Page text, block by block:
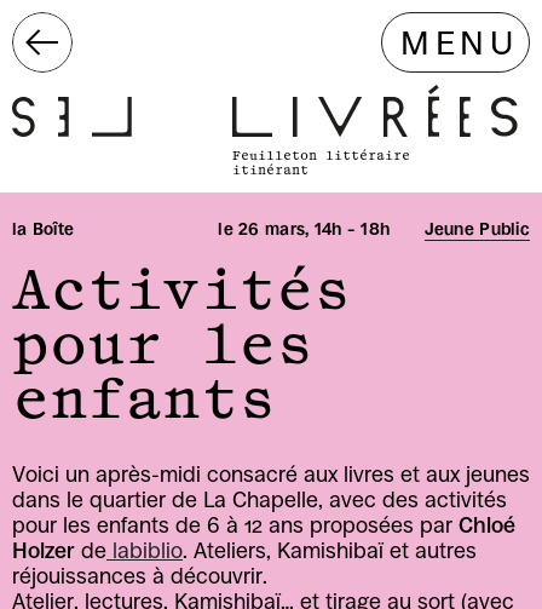
Feuilleton littéraire
itinérant
MENU
la Boîte le 26 mars, 14h – 18h Jeune Public
Activités
pour les
enfants
Voici un après-midi consacré aux livres et aux jeunes
dans le quartier de La Chapelle, avec des activités
pour les enfants de 6 à 12 ans proposées par Chloé
Holzer de labiblio. Ateliers, Kamishibaï et autres
réjouissances à découvrir.
Atelier, lectures, Kamishibaï… et tirage au sort (avec